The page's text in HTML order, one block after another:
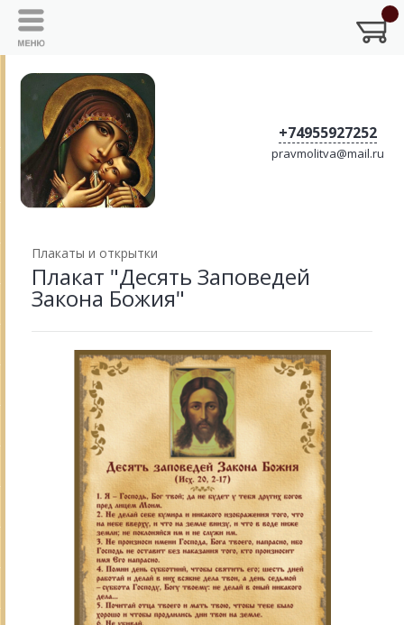
+74955927252
pravmolitva@mail.ru
Плакаты и открытки
Плакат "Десять Заповедей
Закона Божия"